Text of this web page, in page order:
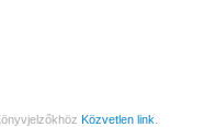
Közvetlen link